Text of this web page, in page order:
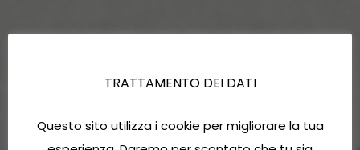
TRATTAMENTO DEI DATI
Questo sito utilizza i cookie per migliorare la tua